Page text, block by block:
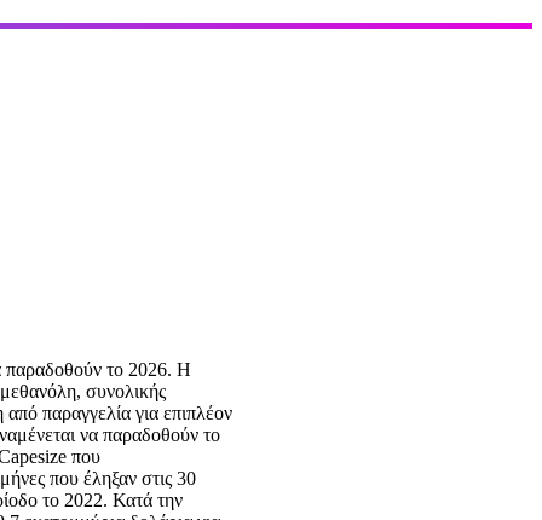
παραδοθούν το 2026. Η
συνολικής
παραγγελία για επιπλέον
να παραδοθούν το
που
που έληξαν στις 30
το 2022. Κατά την